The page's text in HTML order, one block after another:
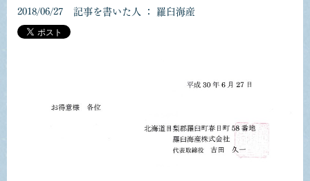
2018/06/27 記事を書いた人 ： 羅臼海産